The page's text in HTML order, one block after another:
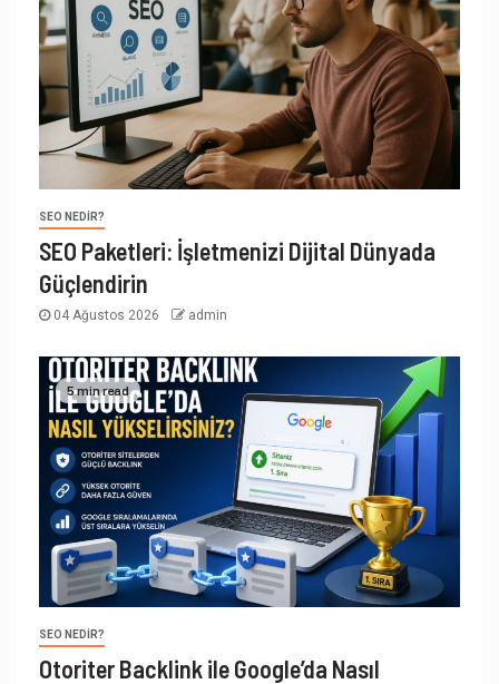
SEO NEDIR?
SEO Paketleri: İşletmenizi Dijital Dünyada
Güçlendirin
04 Ağustos 2026 admin
5 min read
SEO NEDIR?
Otoriter Backlink ile Google’da Nasıl